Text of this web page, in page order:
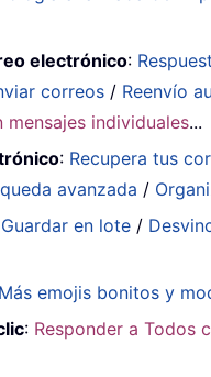
electrónico:
correos / Reenvío
individuales...
: Recupera tus
avanzada /
Guardar en lote /
emojis bonitos y
: Responder a Todos